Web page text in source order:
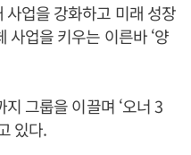
업을 강화하고 미래 성장
사업을 키우는 이른바 ‘양
그룹을 이끌며 ‘오너 3
있다.